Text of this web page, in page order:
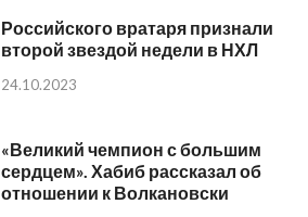
Российского вратаря признали
второй звездой недели в НХЛ
24.10.2023
«Великий чемпион с большим
сердцем». Хабиб рассказал об
отношении к Волкановски